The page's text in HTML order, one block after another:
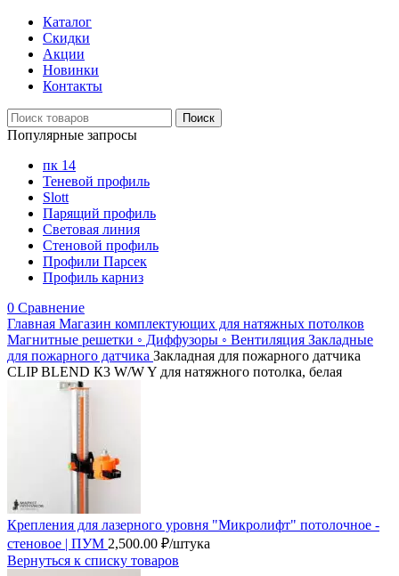
Каталог
Скидки
Акции
Новинки
Контакты
Поиск
Популярные запросы
пк 14
Теневой профиль
Slott
Парящий профиль
Световая линия
Стеновой профиль
Профили Парсек
Профиль карниз
0 Сравнение
Главная Магазин комплектующих для натяжных потолков
Магнитные решетки ◦ Диффузоры ◦ Вентиляция Закладные
для пожарного датчика Закладная для пожарного датчика
CLIP BLEND К3 W/W Y для натяжного потолка, белая
Крепления для лазерного уровня "Микролифт" потолочное -
стеновое | ПУМ 2,500.00 ₽/штука
Вернуться к списку товаров